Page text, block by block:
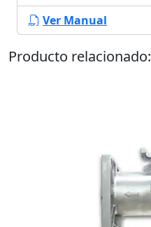
Ver Manual
Producto relacionado: